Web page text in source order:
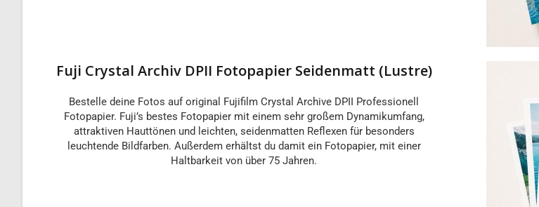
Fuji Crystal Archiv DPII Fotopapier Seidenmatt (Lustre)
Bestelle deine Fotos auf original Fujifilm Crystal Archive DPII Professionell
Fotopapier. Fuji’s bestes Fotopapier mit einem sehr großem Dynamikumfang,
attraktiven Hauttönen und leichten, seidenmatten Reflexen für besonders
leuchtende Bildfarben. Außerdem erhältst du damit ein Fotopapier, mit einer
Haltbarkeit von über 75 Jahren.